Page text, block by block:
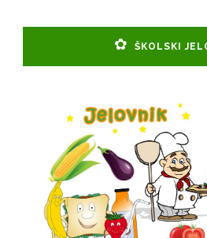
ŠKOLSKI